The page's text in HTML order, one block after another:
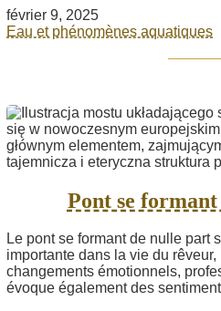
février 9, 2025
Eau et phénomènes aquatiques
Pont se
Le pont se formant de nulle part
importante dans la vie du
changements émotionnels,
évoque également des